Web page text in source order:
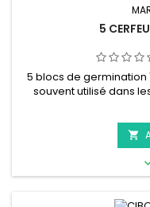
5
5 blocs de germination
souvent utilisé dans
fromage. Vous pouvez
vos légumes et vos
